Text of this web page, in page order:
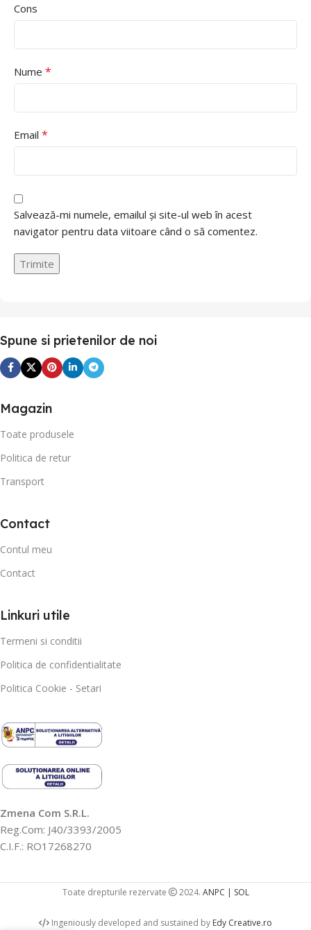
Cons
Nume *
Email *
Salvează-mi numele, emailul și site-ul web în acest
navigator pentru data viitoare când o să comentez.
Spune si prietenilor de noi
Magazin
Toate produsele
Politica de retur
Transport
Contact
Contul meu
Contact
Linkuri utile
Termeni si conditii
Politica de confidentialitate
Politica Cookie - Setari
Zmena Com S.R.L.
Reg.Com: J40/3393/2005
C.I.F.: RO17268270
Toate drepturile rezervate 2024. ANPC | SOL
Ingeniously developed and sustained by Edy Creative.ro